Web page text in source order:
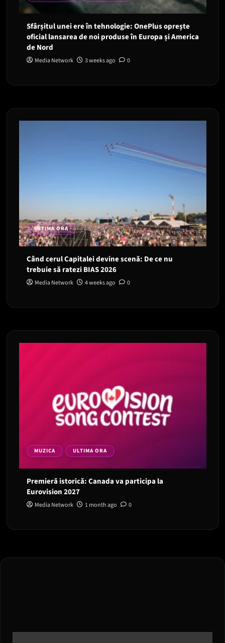
Sfârșitul unei ere în tehnologie: OnePlus oprește
oficial lansarea de noi produse în Europa și America
de Nord
Media Network 3 weeks ago 0
ULTIMA ORA
Când cerul Capitalei devine scenă: De ce nu
trebuie să ratezi BIAS 2026
Media Network 4 weeks ago 0
MUZICA ULTIMA ORA
Premieră istorică: Canada va participa la
Eurovision 2027
Media Network 1 month ago 0